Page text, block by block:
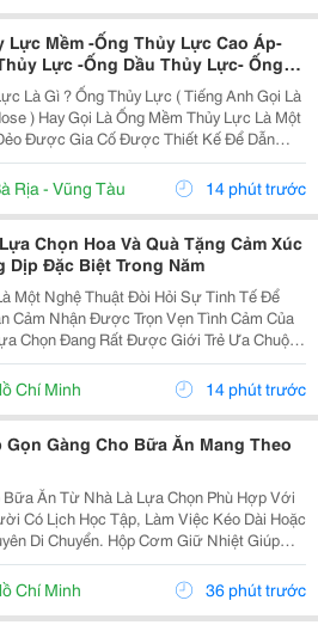
Lực Mềm -Ống Thủy Lực Cao Áp-
Lực -Ống Dầu Thủy Lực- Ống
Lực 1 2- Ống Thủy Lực Phi 21- Ống
4 -Ống Thủy Lực 3 8
Lực ( Tiếng Anh Gọi Là
) Hay Gọi Là Ống Mềm Thủy Lực Là Một
Được Gia Cố Được Thiết Kế Để Dẫn
Lực Áp Suất Cao Trong Hệ Thống Thủy
Lực Này Rất Quan Trọng Trong...
Rịa - Vũng Tàu 14 phút trước
Chọn Hoa Và Quà Tặng Cảm Xúc
Dịp Đặc Biệt Trong Năm
Một Nghệ Thuật Đòi Hỏi Sự Tinh Tế Để
Cảm Nhận Được Trọn Vẹn Tình Cảm Của
Chọn Đang Rất Được Giới Trẻ Ưa Chuộng
Dòng Sản Phẩm Kết Hợp Giữa Hoa Lụa
Các Phụ Kiện Công Nghệ Như Mã Qr Lời
Chí Minh 14 phút trước
Gọn Gàng Cho Bữa Ăn Mang Theo
Bữa Ăn Từ Nhà Là Lựa Chọn Phù Hợp Với
Có Lịch Học Tập, Làm Việc Kéo Dài Hoặc
Di Chuyển. Hộp Cơm Giữ Nhiệt Giúp
Món Ăn Ngăn Nắp, Thuận Tiện Mang
Ngày. Chọn Hộp Có Ngăn Phù
Chí Minh 36 phút trước